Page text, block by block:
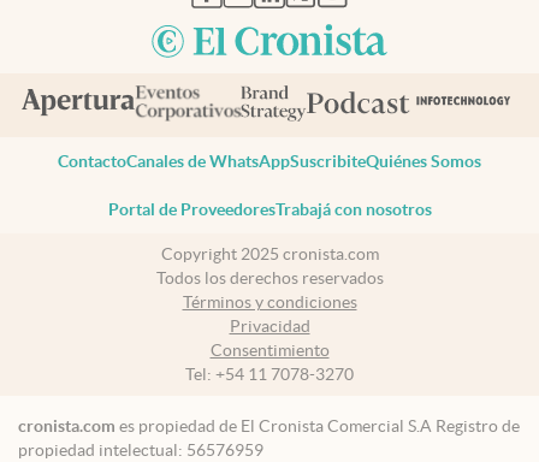
ContactoCanales de WhatsAppSuscribiteQuiénes Somos
Portal de ProveedoresTrabajá con nosotros
Copyright 2025 cronista.com
Todos los derechos reservados
Términos y condiciones
Privacidad
Consentimiento
Tel: +54 11 7078-3270
cronista.com es propiedad de El Cronista Comercial S.A Registro de
propiedad intelectual: 56576959